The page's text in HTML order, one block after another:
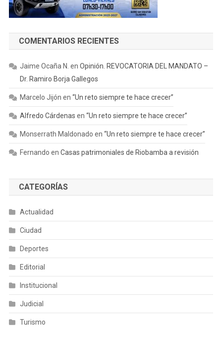
COMENTARIOS RECIENTES
Jaime Ocaña N. en Opinión. REVOCATORIA DEL MANDATO –
Dr. Ramiro Borja Gallegos
Marcelo Jijón en “Un reto siempre te hace crecer”
Alfredo Cárdenas en “Un reto siempre te hace crecer”
Monserrath Maldonado en “Un reto siempre te hace crecer”
Fernando en Casas patrimoniales de Riobamba a revisión
CATEGORÍAS
Actualidad
Ciudad
Deportes
Editorial
Institucional
Judicial
Turismo